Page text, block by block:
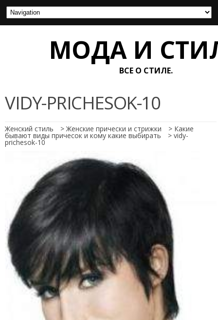
МОДА И
ВСЕ О СТИЛЕ.
VIDY-PRICHESOK-10
Женский стиль >Женские прически и стрижки > Какие
бывают виды причесок и кому какие выбирать > vidy-
prichesok-10